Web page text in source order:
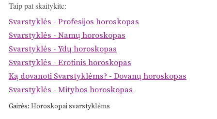
Taip pat skaitykite:
Svarstyklės - Profesijos horoskopas
Svarstyklės - Namų horoskopas
Svarstyklės - Ydų horoskopas
Svarstyklės - Erotinis horoskopas
Ką dovanoti Svarstyklėms? - Dovanų horoskopas
Svarstyklės - Mitybos horoskopas
Gairės: Horoskopai svarstyklėms